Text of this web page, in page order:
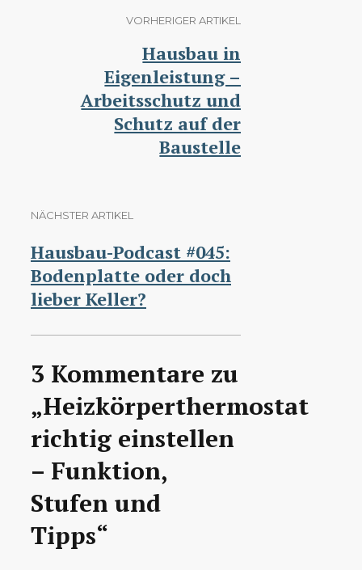
VORHERIGER ARTIKEL
Hausbau in
Eigenleistung –
Arbeitsschutz und
Schutz auf der
Baustelle
NÄCHSTER ARTIKEL
Hausbau-Podcast #045:
Bodenplatte oder doch
lieber Keller?
3 Kommentare zu
„Heizkörperthermostat
richtig einstellen
– Funktion,
Stufen und
Tipps“